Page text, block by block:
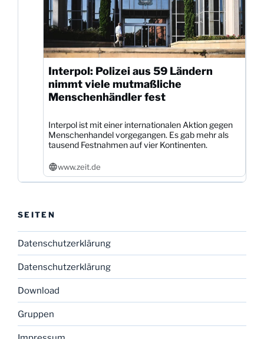
Interpol: Polizei aus 59 Ländern
nimmt viele mutmaßliche
Menschenhändler fest
Interpol ist mit einer internationalen Aktion gegen
Menschenhandel vorgegangen. Es gab mehr als
tausend Festnahmen auf vier Kontinenten.
www.zeit.de
SEITEN
Datenschutzerklärung
Datenschutzerklärung
Download
Gruppen